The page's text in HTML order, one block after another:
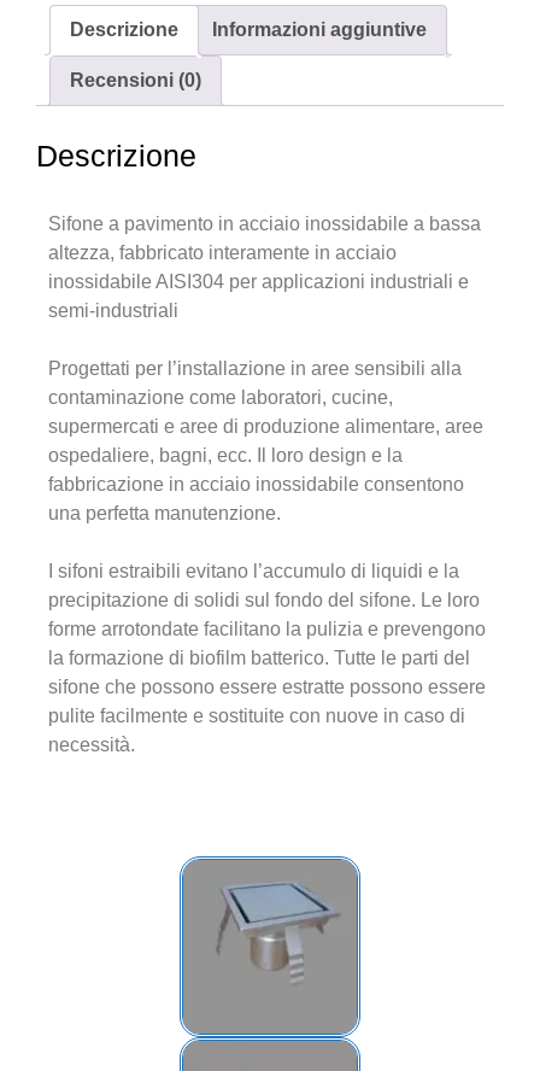
Descrizione Informazioni aggiuntive
Recensioni (0)
Descrizione
Sifone a pavimento in acciaio inossidabile a bassa
altezza, fabbricato interamente in acciaio
inossidabile AISI304 per applicazioni industriali e
semi-industriali
Progettati per l’installazione in aree sensibili alla
contaminazione come laboratori, cucine,
supermercati e aree di produzione alimentare, aree
ospedaliere, bagni, ecc. Il loro design e la
fabbricazione in acciaio inossidabile consentono
una perfetta manutenzione.
I sifoni estraibili evitano l’accumulo di liquidi e la
precipitazione di solidi sul fondo del sifone. Le loro
forme arrotondate facilitano la pulizia e prevengono
la formazione di biofilm batterico. Tutte le parti del
sifone che possono essere estratte possono essere
pulite facilmente e sostituite con nuove in caso di
necessità.